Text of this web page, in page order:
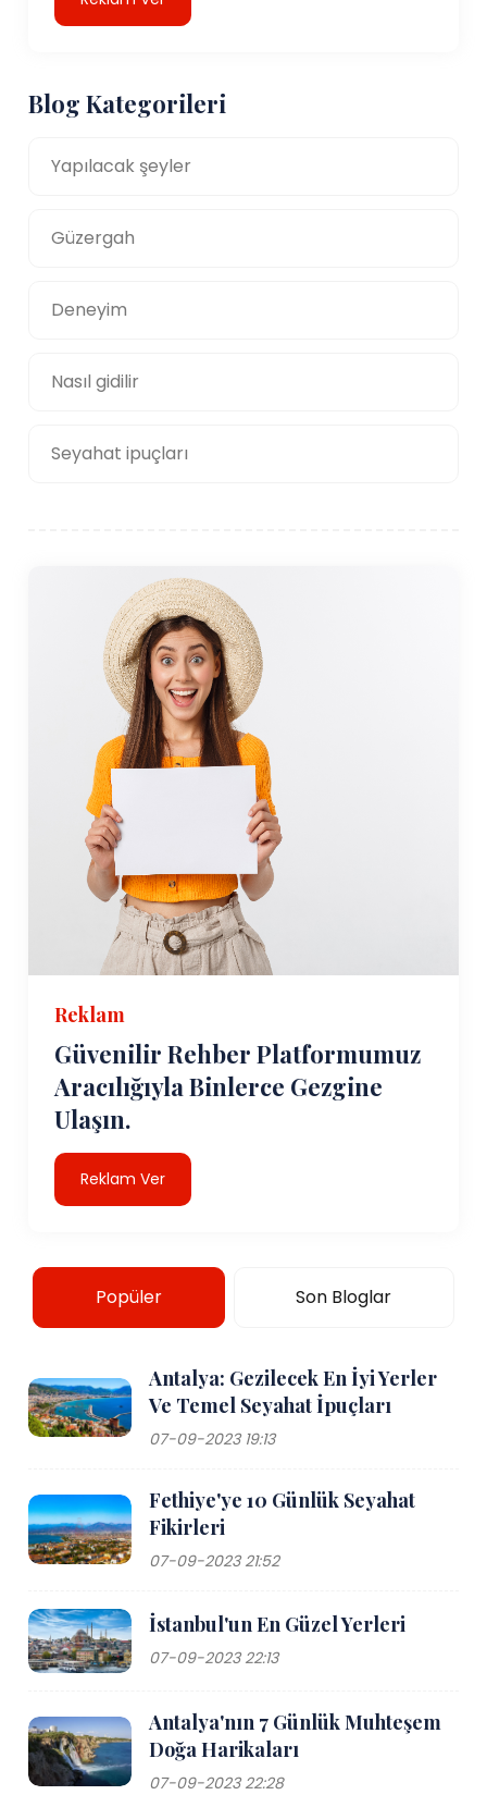
Blog Kategorileri
Yapılacak şeyler
Güzergah
Deneyim
Nasıl gidilir
Seyahat ipuçları
Reklam
Güvenilir Rehber Platformumuz
Aracılığıyla Binlerce Gezgine
Ulaşın.
Reklam Ver
Popüler Son Bloglar
Antalya: Gezilecek En İyi Yerler
Ve Temel Seyahat İpuçları
07-09-2023 19:13
Fethiye'ye 10 Günlük Seyahat
Fikirleri
07-09-2023 21:52
İstanbul'un En Güzel Yerleri
07-09-2023 22:13
Antalya'nın 7 Günlük Muhteşem
Doğa Harikaları
07-09-2023 22:28